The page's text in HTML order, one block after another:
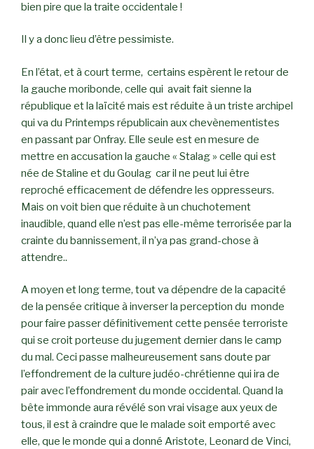
bien pire que la traite occidentale !
Il y a donc lieu d’être pessimiste.
En l’état, et à court terme, certains espèrent le retour de
la gauche moribonde, celle qui avait fait sienne la
république et la laïcité mais est réduite à un triste archipel
qui va du Printemps républicain aux chevènementistes
en passant par Onfray. Elle seule est en mesure de
mettre en accusation la gauche « Stalag » celle qui est
née de Staline et du Goulag car il ne peut lui être
reproché efficacement de défendre les oppresseurs.
Mais on voit bien que réduite à un chuchotement
inaudible, quand elle n’est pas elle-même terrorisée par la
crainte du bannissement, il n’ya pas grand-chose à
attendre..
A moyen et long terme, tout va dépendre de la capacité
de la pensée critique à inverser la perception du monde
pour faire passer définitivement cette pensée terroriste
qui se croit porteuse du jugement dernier dans le camp
du mal. Ceci passe malheureusement sans doute par
l’effondrement de la culture judéo-chrétienne qui ira de
pair avec l’effondrement du monde occidental. Quand la
bête immonde aura révélé son vrai visage aux yeux de
tous, il est à craindre que le malade soit emporté avec
elle, que le monde qui a donné Aristote, Leonard de Vinci,